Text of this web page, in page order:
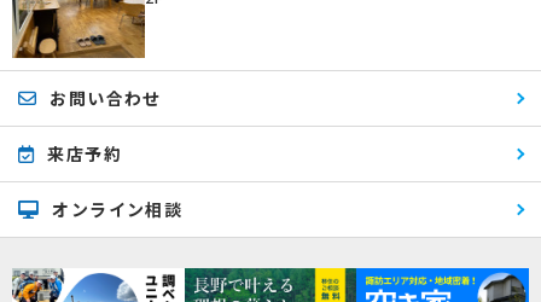
お問い合わせ
来店予約
オンライン相談